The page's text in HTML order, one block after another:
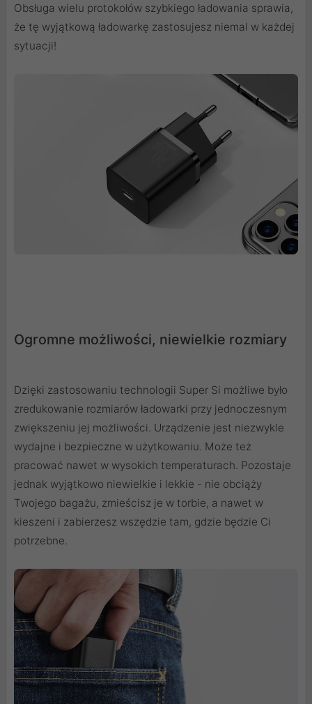
Obsługa wielu protokołów szybkiego ładowania sprawia,
że tę wyjątkową ładowarkę zastosujesz niemal w każdej
sytuacji!
Ogromne możliwości, niewielkie rozmiary
Dzięki zastosowaniu technologii Super Si możliwe było
zredukowanie rozmiarów ładowarki przy jednoczesnym
zwiększeniu jej możliwości. Urządzenie jest niezwykle
wydajne i bezpieczne w użytkowaniu. Może też
pracować nawet w wysokich temperaturach. Pozostaje
jednak wyjątkowo niewielkie i lekkie - nie obciąży
Twojego bagażu, zmieścisz je w torbie, a nawet w
kieszeni i zabierzesz wszędzie tam, gdzie będzie Ci
potrzebne.